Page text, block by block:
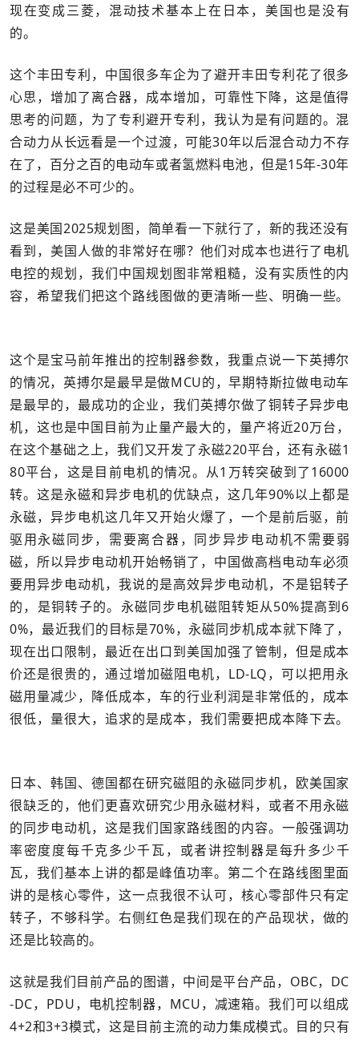
现在变成三菱，混动技术基本上在日本，美国也是没有
的。
这个丰田专利，中国很多车企为了避开丰田专利花了很多
心思，增加了离合器，成本增加，可靠性下降，这是值得
思考的问题，为了专利避开专利，我认为是有问题的。混
合动力从长远看是一个过渡，可能30年以后混合动力不存
在了，百分之百的电动车或者氢燃料电池，但是15年-30年
的过程是必不可少的。
这是美国2025规划图，简单看一下就行了，新的我还没有
看到，美国人做的非常好在哪？他们对成本也进行了电机
电控的规划，我们中国规划图非常粗糙，没有实质性的内
容，希望我们把这个路线图做的更清晰一些、明确一些。
这个是宝马前年推出的控制器参数，我重点说一下英搏尔
的情况，英搏尔是最早是做MCU的，早期特斯拉做电动车
是最早的，最成功的企业，我们英搏尔做了铜转子异步电
机，这也是中国目前为止量产最大的，量产将近20万台，
在这个基础之上，我们又开发了永磁220平台，还有永磁1
80平台，这是目前电机的情况。从1万转突破到了16000
转。这是永磁和异步电机的优缺点，这几年90%以上都是
永磁，异步电机这几年又开始火爆了，一个是前后驱，前
驱用永磁同步，需要离合器，同步异步电动机不需要弱
磁，所以异步电动机开始畅销了，中国做高档电动车必须
要用异步电动机，我说的是高效异步电动机，不是铝转子
的，是铜转子的。永磁同步电机磁阻转矩从50%提高到6
0%，最近我们的目标是70%，永磁同步机成本就下降了，
现在出口限制，最近在出口到美国加强了管制，但是成本
价还是很贵的，通过增加磁阻电机，LD-LQ，可以把用永
磁用量减少，降低成本，车的行业利润是非常低的，成本
很低，量很大，追求的是成本，我们需要把成本降下去。
日本、韩国、德国都在研究磁阻的永磁同步机，欧美国家
很缺乏的，他们更喜欢研究少用永磁材料，或者不用永磁
的同步电动机，这是我们国家路线图的内容。一般强调功
率密度度每千克多少千瓦，或者讲控制器是每升多少千
瓦，我们基本上讲的都是峰值功率。第二个在路线图里面
讲的是核心零件，这一点我很不认可，核心零部件只有定
转子，不够科学。右侧红色是我们现在的产品现状，做的
还是比较高的。
这就是我们目前产品的图谱，中间是平台产品，OBC，DC
-DC，PDU，电机控制器，MCU，减速箱。我们可以组成
4+2和3+3模式，这是目前主流的动力集成模式。目的只有